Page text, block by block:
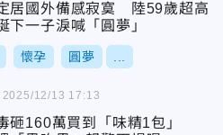
居國外備感寂寞 陸59歲超高
下一子淚喊「圓夢」
懷孕 圓夢
砸160萬買到「味精1包」
2025/12/13 17:13